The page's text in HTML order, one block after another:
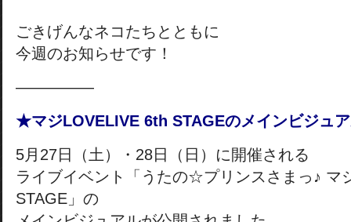
ごきげんなネコたちとともに
今週のお知らせです！
―――――
★マジLOVELIVE 6th STAGEのメインビジュ
5月27日（土）・28日（日）に開催される
ライブイベント「うたの☆プリンスさまっ♪ マ
STAGE」の